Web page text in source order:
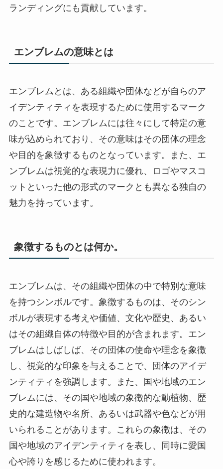
ランディングにも貢献しています。
エンブレムの意味とは
エンブレムとは、ある組織や団体などが自らのア
イデンティティを表現するために使用するマーク
のことです。エンブレムには往々にして特定の意
味が込められており、その意味はその団体の理念
や目的を象徴するものとなっています。また、エ
ンブレムは視覚的な表現力に優れ、ロゴやマスコ
ットといった他の形式のマークとも異なる独自の
魅力を持っています。
象徴するものとは何か。
エンブレムは、その組織や団体の中で特別な意味
を持つシンボルです。象徴するものは、そのシン
ボルが表現する考えや価値、文化や歴史、あるい
はその組織自体の特徴や目的が含まれます。エン
ブレムはしばしば、その団体の使命や理念を象徴
し、視覚的な印象を与えることで、団体のアイデ
ンティティを強調します。また、国や地域のエン
ブレムには、その国や地域の象徴的な動植物、歴
史的な建造物や名所、あるいは武器や色などが用
いられることがあります。これらの象徴は、その
国や地域のアイデンティティを表し、同時に愛国
心や誇りを感じるために使われます。